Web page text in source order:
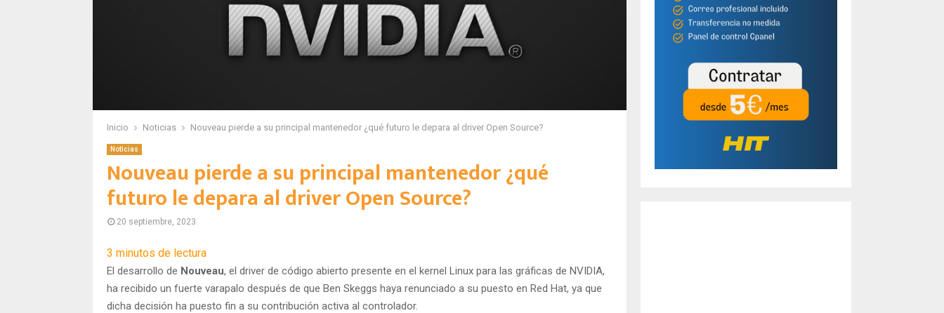
Inicio Noticias Nouveau pierde a su principal mantenedor ¿qué futuro le depara al driver Open Source?
Noticias
Nouveau pierde a su principal mantenedor ¿qué
futuro le depara al driver Open Source?
20 septiembre, 2023
3 minutos de lectura
El desarrollo de Nouveau, el driver de código abierto presente en el kernel Linux para las gráficas de NVIDIA,
ha recibido un fuerte varapalo después de que Ben Skeggs haya renunciado a su puesto en Red Hat, ya que
dicha decisión ha puesto fin a su contribución activa al controlador.